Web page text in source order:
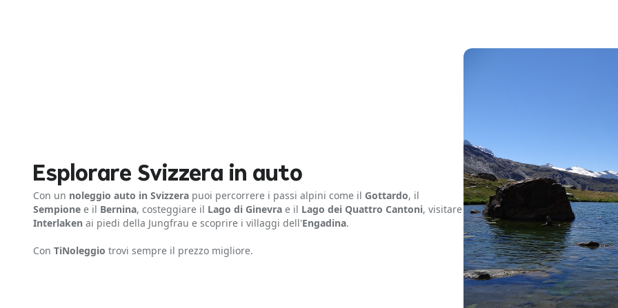
Esplorare Svizzera in auto
Con un noleggio auto in Svizzera puoi percorrere i passi alpini come il Gottardo, il
Sempione e il Bernina, costeggiare il Lago di Ginevra e il Lago dei Quattro Cantoni, visitare
Interlaken ai piedi della Jungfrau e scoprire i villaggi dell'Engadina.
Con TiNoleggio trovi sempre il prezzo migliore.